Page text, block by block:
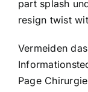
part splash
resign twist
Vermeiden
Page